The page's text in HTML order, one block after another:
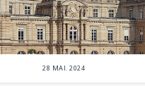
28 MAI. 2024